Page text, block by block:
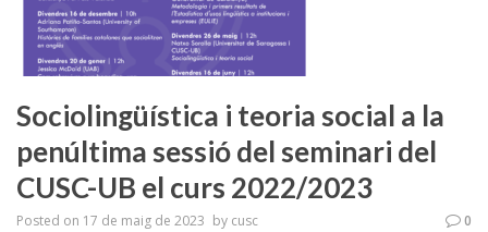
Sociolingüística i teoria social a la
penúltima sessió del seminari del
CUSC-UB el curs 2022/2023
Posted on 17 de maig de 2023 by cusc 0